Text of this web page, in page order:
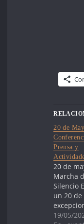
20 de
Prensa y
20 de
Marcha
Silencio
un 20 de
marcado
19/05/